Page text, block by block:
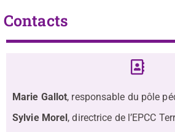
Contacts
Marie Gallot, responsable du pôle
Sylvie Morel, directrice de l’EPCC